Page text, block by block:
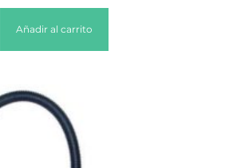
Añadir al carrito